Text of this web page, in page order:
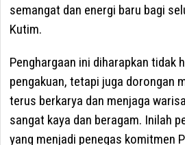
semangat dan energi baru bagi
Kutim.
Penghargaan ini diharapkan tidak
pengakuan, tetapi juga dorongan
terus berkarya dan menjaga
sangat kaya dan beragam. Inilah
yang menjadi penegas komitmen